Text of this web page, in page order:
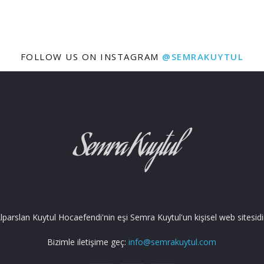
FOLLOW US ON INSTAGRAM @SEMRAKUYTUL
Kuytul Hocaefendi'nin eşi Semra Kuytul'un kişisel web
Bizimle iletişime geç:info@semrakuytul.com